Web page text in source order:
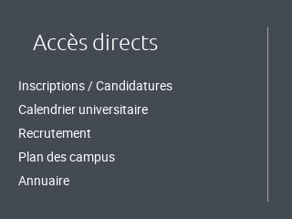
Accès directs
Inscriptions / Candidatures
Calendrier universitaire
Recrutement
Plan des campus
Annuaire